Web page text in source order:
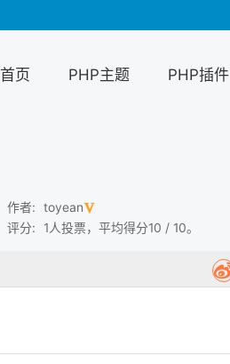
首页 PHP主题 PHP插件
作者:
toyean
评分: 1人投票，平均得分10 / 10。